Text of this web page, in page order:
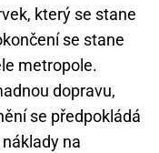
který se stane
se stane
metropole.
dopravu,
se předpokládá
na